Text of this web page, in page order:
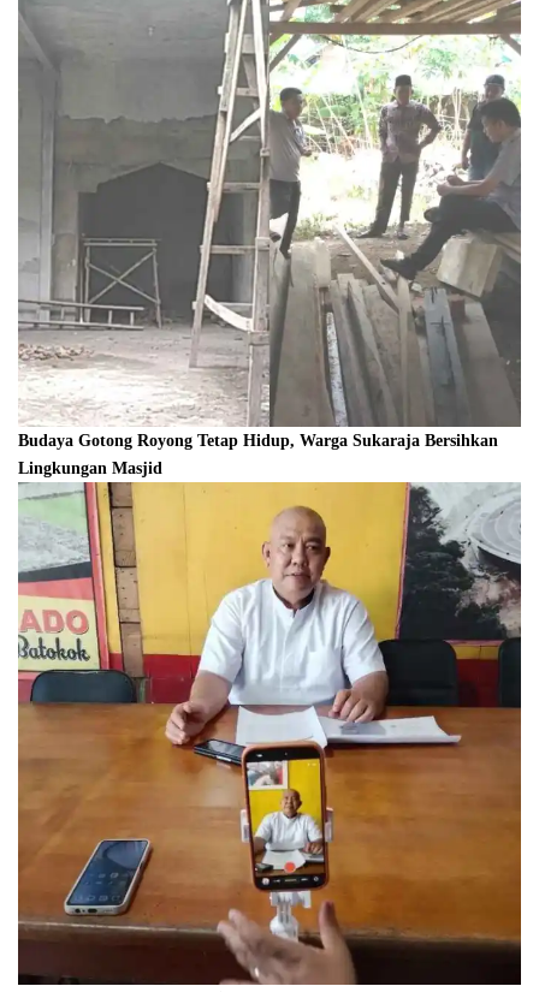
Budaya Gotong Royong Tetap Hidup, Warga Sukaraja Bersihkan
Lingkungan Masjid